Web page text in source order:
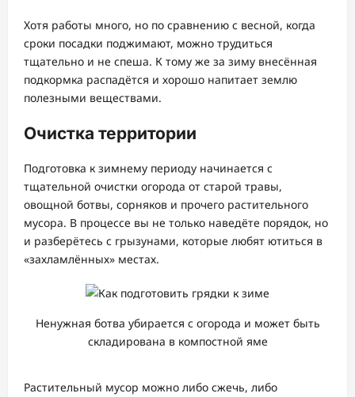
Хотя работы много, но по сравнению с весной, когда
сроки посадки поджимают, можно трудиться
тщательно и не спеша. К тому же за зиму внесённая
подкормка распадётся и хорошо напитает землю
полезными веществами.
Очистка территории
Подготовка к зимнему периоду начинается с
тщательной очистки огорода от старой травы,
овощной ботвы, сорняков и прочего растительного
мусора. В процессе вы не только наведёте порядок, но
и разберётесь с грызунами, которые любят ютиться в
«захламлённых» местах.
Ненужная ботва убирается с огорода и может быть
складирована в компостной яме
Растительный мусор можно либо сжечь, либо